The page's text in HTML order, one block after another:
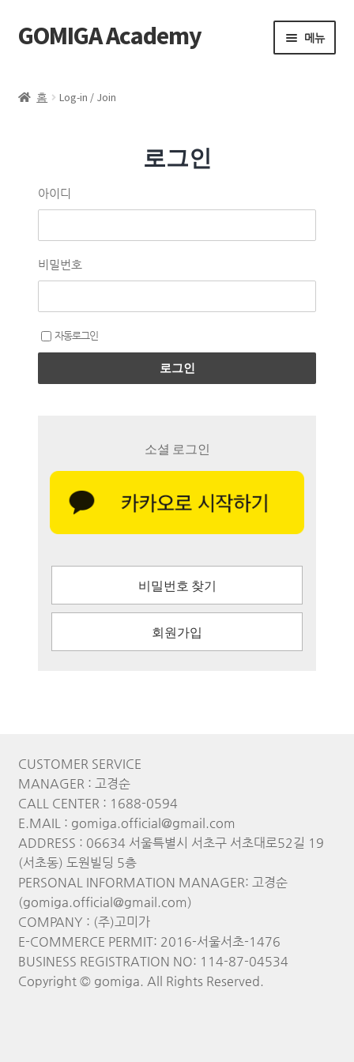
GOMIGA Academy 메뉴
에스테틱
제품 구매
로그인
홈 Log-in / Join
로그인
아이디
비밀번호
자동로그인
로그인
소셜 로그인
비밀번호 찾기
회원가입
CUSTOMER SERVICE
MANAGER : 고경순
CALL CENTER : 1688-0594
E.MAIL : gomiga.official@gmail.com
ADDRESS : 06634 서울특별시 서초구 서초대로52길 19
(서초동) 도원빌딩 5층
PERSONAL INFORMATION MANAGER: 고경순
(gomiga.official@gmail.com)
COMPANY : (주)고미가
E-COMMERCE PERMIT: 2016-서울서초-1476
BUSINESS REGISTRATION NO: 114-87-04534
Copyright © gomiga. All Rights Reserved.